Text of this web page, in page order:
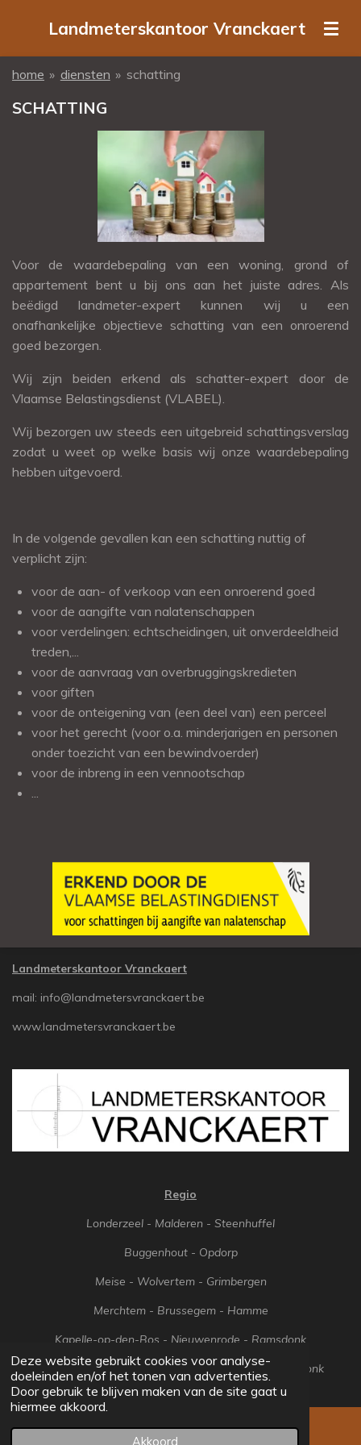
Deze website gebruikt cookies voor analyse-
doeleinden en/of het tonen van advertenties.
Door gebruik te blijven maken van de site gaat u
hiermee akkoord.
Akkoord
naar
de
Landmeterskantoor Vranckaert
home » diensten » schatting
SCHATTING
Voor de waardebepaling van een woning, grond of
appartement bent u bij ons aan het juiste adres. Als
beëdigd landmeter-expert kunnen wij u een
onafhankelijke objectieve schatting van een onroerend
goed bezorgen.
Wij zijn beiden erkend als schatter-expert door de
Vlaamse Belastingsdienst (VLABEL).
Wij bezorgen uw steeds een uitgebreid schattingsverslag
zodat u weet op welke basis wij onze waardebepaling
hebben uitgevoerd.
In de volgende gevallen kan een schatting nuttig of
verplicht zijn:
voor de aan- of verkoop van een onroerend goed
voor de aangifte van nalatenschappen
voor verdelingen: echtscheidingen, uit onverdeeldheid
treden,...
voor de aanvraag van overbruggingskredieten
voor giften
voor de onteigening van (een deel van) een perceel
voor het gerecht (voor o.a. minderjarigen en personen
onder toezicht van een bewindvoerder)
voor de inbreng in een vennootschap
Landmeterskantoor Vranckaert
mail: info@landmetersvranckaert.be
www.landmetersvranckaert.be
Regio
Londerzeel - Malderen - Steenhuffel
Buggenhout - Opdorp
Meise - Wolvertem - Grimbergen
Merchtem - Brussegem - Hamme
Kapelle-op-den-Bos - Nieuwenrode - Ramsdonk
Sint-Amands - Oppuurs - Lippelo - Liezele - Breendonk
© 2021 - 2025 landmeterskantoor Vranckaert